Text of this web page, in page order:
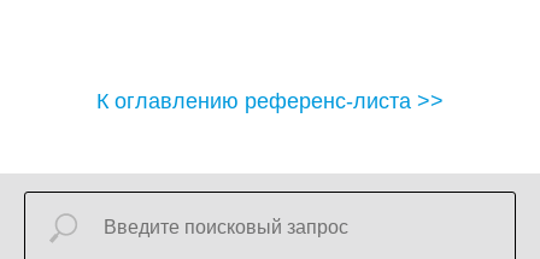
К оглавлению референс-листа >>